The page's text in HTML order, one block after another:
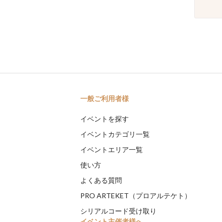
一般ご利用者様
イベントを探す
イベントカテゴリ一覧
イベントエリア一覧
使い方
よくある質問
PRO ARTEKET（プロアルテケト）
シリアルコード受け取り